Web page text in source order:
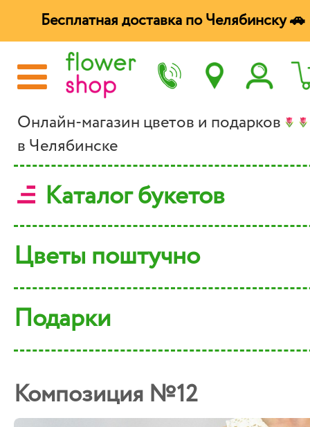
Бесплатная доставка по Челябинску 🚗
Онлайн-магазин цветов и подарков
в Челябинске
Каталог букетов
Цветы поштучно
Подарки
Композиция №12